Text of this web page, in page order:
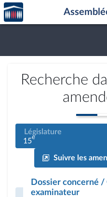
Aller au contenu
Aller en bas de la page
Accèder
à la
page
Recherche
Législature
15e
Suivre les
Dossier concerné /
examinateur